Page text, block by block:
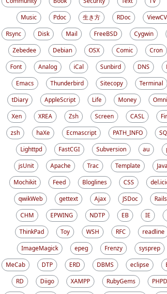
Music
Pdoc 生き方 RDoc
Rsync
Disk Mail FreeBSD Cygwin
Zebedee
Debian OSX Comic Cron
Font
Analog iCal Sunbird DNS
Emacs
Thunderbird Sitecopy Terminal
tDiary
AppleScript Life Money Omni
Xen
XREA Zsh Screen CASL
zsh
haXe Ecmascript PATH_INFO
Lighttpd
FastCGI Subversion au
jsUnit
Apache Trac Template Java
Mochikit
Feed Bloglines CSS
qwikWeb
gettext Ajax JSDoc Rails
CHM
EPWING NDTP EB IE
ThinkPad
Toy WSH RFC readline
ImageMagick
epeg Frenzy sysprep
MeCab
DTP ERD DBMS eclipse
RD
Diigo XAMPP RubyGems